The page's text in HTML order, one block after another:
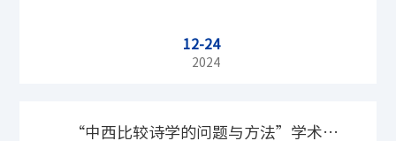
调认知的演进》主题讲座
12-24
2024
“中西比较诗学的问题与方法”学术研